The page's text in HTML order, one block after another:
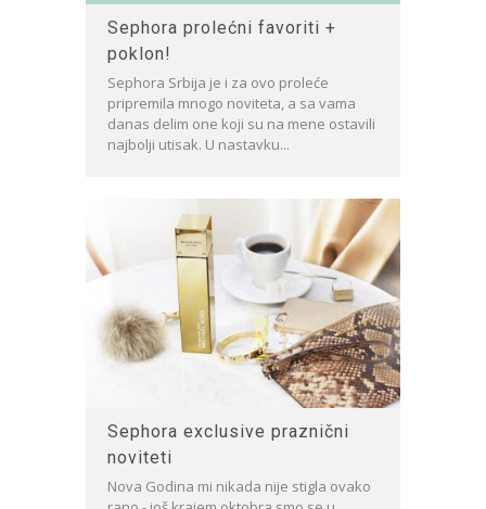
Sephora prolećni favoriti +
poklon!
Sephora Srbija je i za ovo proleće
pripremila mnogo noviteta, a sa vama
danas delim one koji su na mene ostavili
najbolji utisak. U nastavku...
Sephora exclusive praznični
noviteti
Nova Godina mi nikada nije stigla ovako